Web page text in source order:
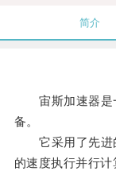
简介
宙斯加速器是
备。
它采用了先进的
的速度执行并行计